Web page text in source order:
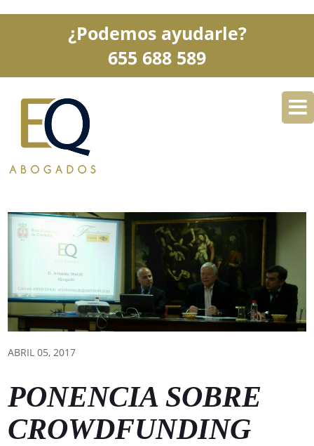
¿Podemos ayudarle?
655 688 589
SERVICIOS
BLOG CONTACTO
ABRIL 05, 2017
PONENCIA SOBRE
CROWDFUNDING